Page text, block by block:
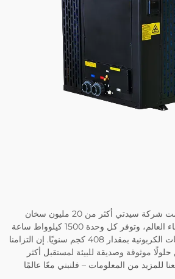
بخبرة تمتد لـ 19 عامًا، قدمت شركة سيدتي أكثر من 20 مليون سخان
مياه شمسي في جميع أنحاء العالم، وتوفر كل وحدة 1500 كيلوواط ساعة
من الكهرباء وتقلل الانبعاثات الكربونية بمقدار 408 كجم سنويًا. إن التزامنا
حلولًا موثوقة وصديقة للبيئة لمستقبل أكثر
للمزيد من المعلومات – فلنبني معًا عالمًا